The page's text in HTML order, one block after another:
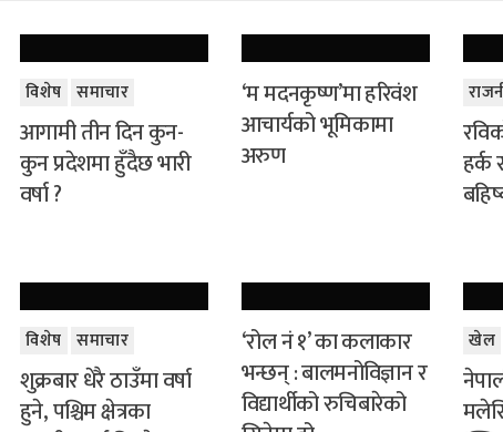
विशेष समाचार
आगामी तीन दिन कुन-
कुन प्रदेशमा हुँदैछ भारी
वर्षा ?
‘म मदनकृष्ण’मा हरिवंश
आचार्यको भूमिकामा
अरुण
हर्क
विशेष समाचार
शुक्रबार धेरै ठाउँमा वर्षा
हुने, पश्चिम क्षेत्रका
‘रोल नं १’ का कलाकार
भन्छन् : बालमनोविज्ञान र
विद्यार्थीको रुचिबारेको
खेल